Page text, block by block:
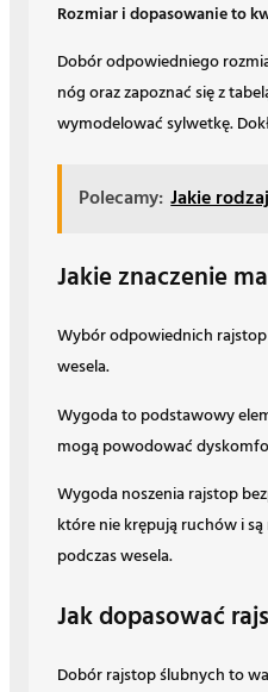
Rozmiar i dopasowanie to
Dobór odpowiedniego
nóg oraz zapoznać się z
wymodelować sylwetkę.
Polecamy: Jakie
Jakie znaczenie
Wybór odpowiednich rajstop
wesela.
Wygoda to podstawowy
mogą powodować
Wygoda noszenia rajstop
które nie krępują ruchów i
podczas wesela.
Jak dopasować
Dobór rajstop ślubnych to